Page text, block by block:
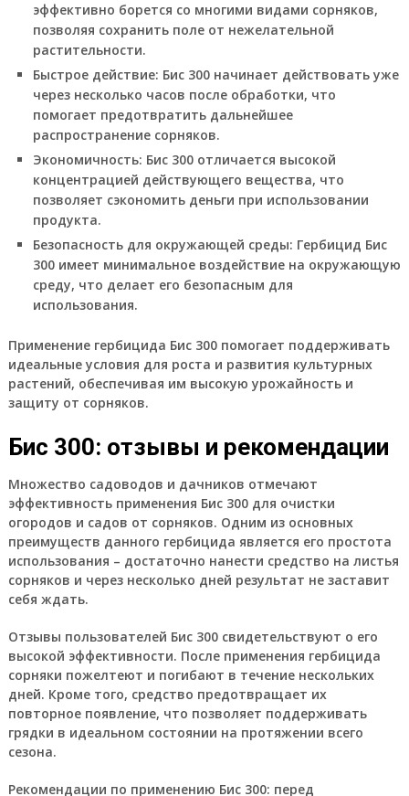
эффективно борется со многими видами сорняков,
позволяя сохранить поле от нежелательной
растительности.
Быстрое действие: Бис 300 начинает действовать уже
через несколько часов после обработки, что
помогает предотвратить дальнейшее
распространение сорняков.
Экономичность: Бис 300 отличается высокой
концентрацией действующего вещества, что
позволяет сэкономить деньги при использовании
продукта.
Безопасность для окружающей среды: Гербицид Бис
300 имеет минимальное воздействие на окружающую
среду, что делает его безопасным для
использования.
Применение гербицида Бис 300 помогает поддерживать
идеальные условия для роста и развития культурных
растений, обеспечивая им высокую урожайность и
защиту от сорняков.
Бис 300: отзывы и рекомендации
Множество садоводов и дачников отмечают
эффективность применения Бис 300 для очистки
огородов и садов от сорняков. Одним из основных
преимуществ данного гербицида является его простота
использования – достаточно нанести средство на листья
сорняков и через несколько дней результат не заставит
себя ждать.
Отзывы пользователей Бис 300 свидетельствуют о его
высокой эффективности. После применения гербицида
сорняки пожелтеют и погибают в течение нескольких
дней. Кроме того, средство предотвращает их
повторное появление, что позволяет поддерживать
грядки в идеальном состоянии на протяжении всего
сезона.
Рекомендации по применению Бис 300: перед